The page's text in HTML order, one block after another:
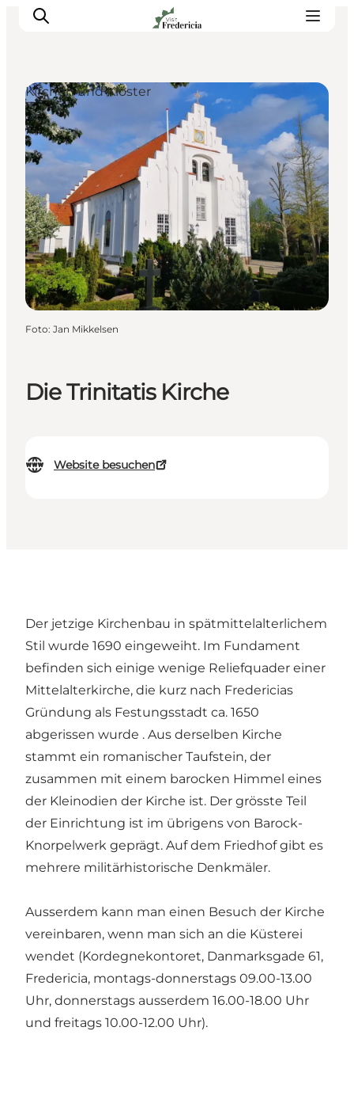
Veranstaltungen
Erlebnisse und Kultur
Restaurants
Unterkünfte
Reise planen
Book Führung
Die Trinitatis Kirche
Website besuchen
Kirchen und Klöster
Foto: Jan Mikkelsen
Der jetzige Kirchenbau in spätmittelalterlichem
Stil wurde 1690 eingeweiht. Im Fundament
befinden sich einige wenige Reliefquader einer
Mittelalterkirche, die kurz nach Fredericias
Gründung als Festungsstadt ca. 1650
abgerissen wurde . Aus derselben Kirche
stammt ein romanischer Taufstein, der
zusammen mit einem barocken Himmel eines
der Kleinodien der Kirche ist. Der grösste Teil
der Einrichtung ist im übrigens von Barock-
Knorpelwerk geprägt. Auf dem Friedhof gibt es
mehrere militärhistorische Denkmäler.
Ausserdem kann man einen Besuch der Kirche
vereinbaren, wenn man sich an die Küsterei
wendet (Kordegnekontoret, Danmarksgade 61,
Fredericia, montags-donnerstags 09.00-13.00
Uhr, donnerstags ausserdem 16.00-18.00 Uhr
und freitags 10.00-12.00 Uhr).